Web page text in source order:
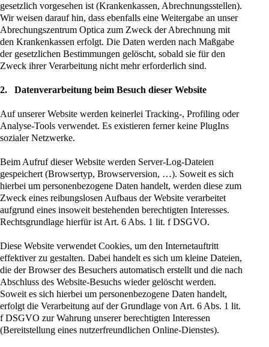
gesetzlich vorgesehen ist (Krankenkassen, Abrechnungsstellen).
Wir weisen darauf hin, dass ebenfalls eine Weitergabe an unser
Abrechungszentrum Optica zum Zweck der Abrechnung mit
den Krankenkassen erfolgt. Die Daten werden nach Maßgabe
der gesetzlichen Bestimmungen gelöscht, sobald sie für den
Zweck ihrer Verarbeitung nicht mehr erforderlich sind.
2. Datenverarbeitung beim Besuch dieser Website
Auf unserer Website werden keinerlei Tracking-, Profiling oder
Analyse-Tools verwendet. Es existieren ferner keine PlugIns
sozialer Netzwerke.
Beim Aufruf dieser Website werden Server-Log-Dateien
gespeichert (Browsertyp, Browserversion, …). Soweit es sich
hierbei um personenbezogene Daten handelt, werden diese zum
Zweck eines reibungslosen Aufbaus der Website verarbeitet
aufgrund eines insoweit bestehenden berechtigten Interesses.
Rechtsgrundlage hierfür ist Art. 6 Abs. 1 lit. f DSGVO.
Diese Website verwendet Cookies, um den Internetauftritt
effektiver zu gestalten. Dabei handelt es sich um kleine Dateien,
die der Browser des Besuchers automatisch erstellt und die nach
Abschluss des Website-Besuchs wieder gelöscht werden.
Soweit es sich hierbei um personenbezogene Daten handelt,
erfolgt die Verarbeitung auf der Grundlage von Art. 6 Abs. 1 lit.
f DSGVO zur Wahrung unserer berechtigten Interessen
(Bereitstellung eines nutzerfreundlichen Online-Dienstes).